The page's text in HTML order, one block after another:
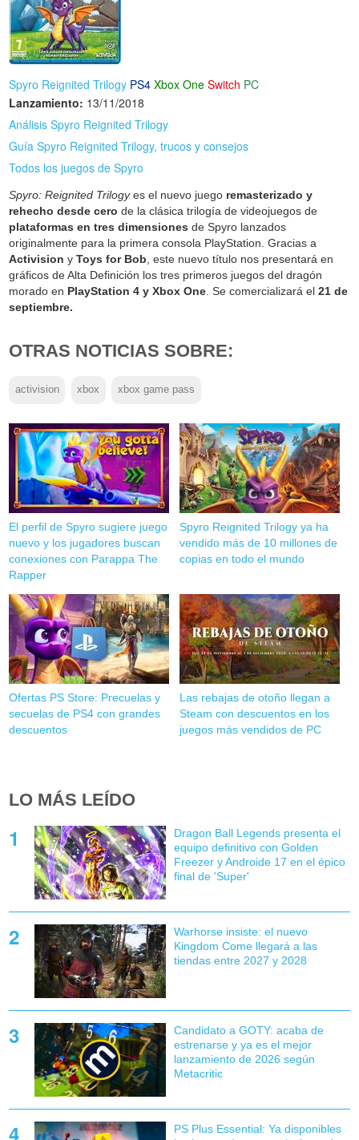
Spyro Reignited Trilogy PS4 Xbox One Switch PC
Lanzamiento: 13/11/2018
Análisis Spyro Reignited Trilogy
Guía Spyro Reignited Trilogy, trucos y consejos
Todos los juegos de Spyro
Spyro: Reignited Trilogyes el nuevo juego remasterizado y
rehecho desde cero de la clásica trilogía de videojuegos de
plataformas en tres dimensiones de Spyro lanzados
originalmente para la primera consola PlayStation. Gracias a
Activision yToys for Bob , este nuevo título nos presentará en
gráficos de Alta Definición los tres primeros juegos del dragón
morado en PlayStation 4 y Xbox One . Se comercializará el 21 de
septiembre.
OTRAS NOTICIAS SOBRE:
activision xbox xbox game pass
El perfil de Spyro sugiere juego
nuevo y los jugadores buscan
conexiones con Parappa The
Rapper
Spyro Reignited Trilogy ya ha
vendido más de 10 millones de
copias en todo el mundo
Ofertas PS Store: Precuelas y
secuelas de PS4 con grandes
descuentos
Las rebajas de otoño llegan a
Steam con descuentos en los
juegos más vendidos de PC
LO MÁS LEÍDO
Dragon Ball Legends presenta el
equipo definitivo con Golden
Freezer y Androide 17 en el épico
final de 'Super'
Warhorse insiste: el nuevo
Kingdom Come llegará a las
tiendas entre 2027 y 2028
Candidato a GOTY: acaba de
estrenarse y ya es el mejor
lanzamiento de 2026 según
Metacritic
PS Plus Essential: Ya disponibles